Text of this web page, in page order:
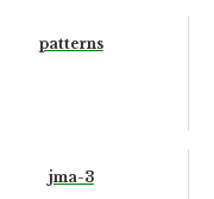
patterns
jma-3